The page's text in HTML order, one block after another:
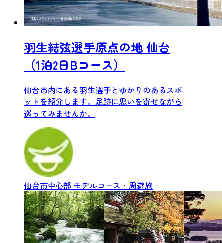
羽生結弦選手原点の地 仙台
（1泊2日Bコース）
仙台市内にある羽生選手とゆかりのあるスポ
ットを紹介します。足跡に思いを寄せながら
巡ってみませんか。
仙台市中心部 モデルコース・周遊旅